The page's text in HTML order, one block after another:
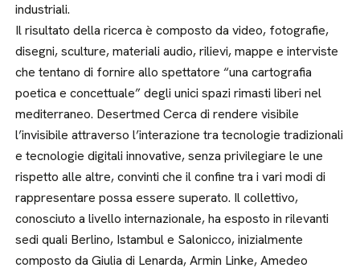
industriali.
Il risultato della ricerca è composto da video, fotografie,
disegni, sculture, materiali audio, rilievi, mappe e interviste
che tentano di fornire allo spettatore “una cartografia
poetica e concettuale” degli unici spazi rimasti liberi nel
mediterraneo. Desertmed Cerca di rendere visibile
l’invisibile attraverso l’interazione tra tecnologie tradizionali
e tecnologie digitali innovative, senza privilegiare le une
rispetto alle altre, convinti che il confine tra i vari modi di
rappresentare possa essere superato. Il collettivo,
conosciuto a livello internazionale, ha esposto in rilevanti
sedi quali Berlino, Istambul e Salonicco, inizialmente
composto da Giulia di Lenarda, Armin Linke, Amedeo